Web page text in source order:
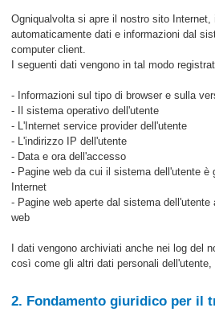
Ogniqualvolta si apre il nostro sito
automaticamente dati e informazioni dal
computer client.
I seguenti dati vengono in tal modo
- Informazioni sul tipo di browser e sulla
- Il sistema operativo dell'utente
- L'Internet service provider dell'utente
- L'indirizzo IP dell'utente
- Data e ora dell'accesso
- Pagine web da cui il sistema dell'utente è
Internet
- Pagine web aperte dal sistema dell'utente
web
I dati vengono archiviati anche nei log del
così come gli altri dati personali
2. Fondamento giuridico per il